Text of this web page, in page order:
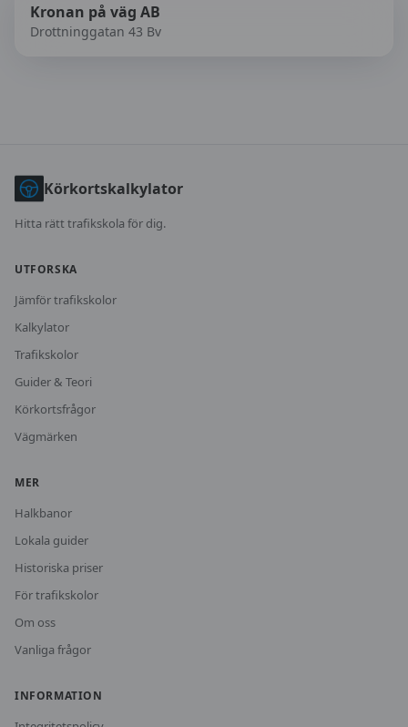
Kronan på väg AB
Drottninggatan 43 Bv
Körkortskalkylator
Hitta rätt trafikskola för dig.
UTFORSKA
Jämför trafikskolor
Kalkylator
Trafikskolor
Guider & Teori
Körkortsfrågor
Vägmärken
MER
Halkbanor
Lokala guider
Historiska priser
För trafikskolor
Om oss
Vanliga frågor
INFORMATION